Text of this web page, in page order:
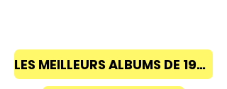
LES MEILLEURS ALBUMS DE 1968 à 2018